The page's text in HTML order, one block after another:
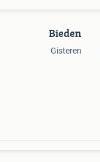
Bieden
Gisteren